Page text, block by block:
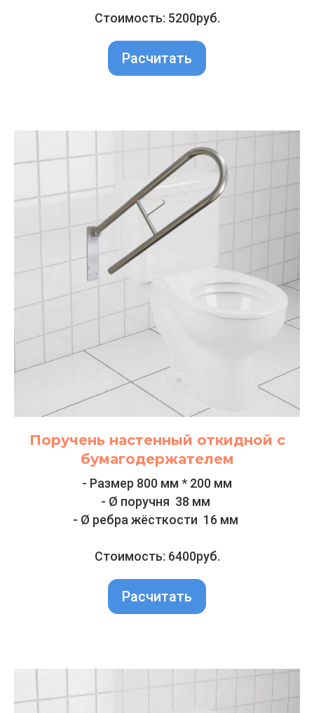
Стоимость: 5200руб.
Расчитать
Поручень настенный откидной с
бумагодержателем
- Размер 800 мм * 200 мм
- Ø поручня 38 мм
- Ø ребра жёсткости 16 мм
Стоимость: 6400руб.
Расчитать